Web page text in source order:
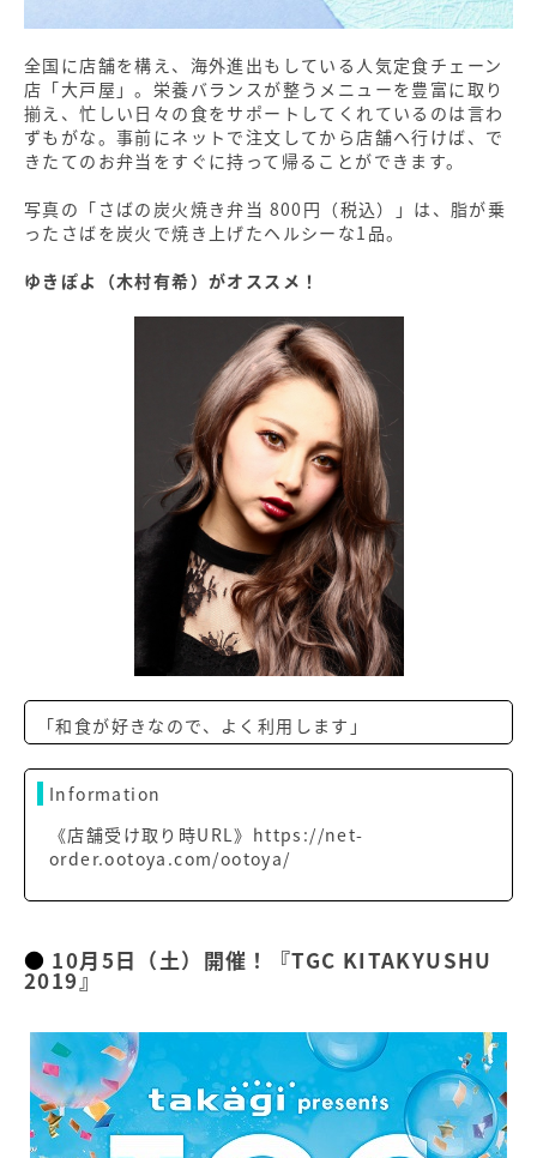
全国に店舗を構え、海外進出もしている人気定食チェーン
店「大戸屋」。栄養バランスが整うメニューを豊富に取り
揃え、忙しい日々の食をサポートしてくれているのは言わ
ずもがな。事前にネットで注文してから店舗へ行けば、で
きたてのお弁当をすぐに持って帰ることができます。
写真の「さばの炭火焼き弁当 800円（税込）」は、脂が乗
ったさばを炭火で焼き上げたヘルシーな1品。
ゆきぽよ（木村有希）がオススメ！
「和食が好きなので、よく利用します」
Information
《店舗受け取り時URL》https://net-
order.ootoya.com/ootoya/
10月5日（土）開催！『TGC KITAKYUSHU
2019』